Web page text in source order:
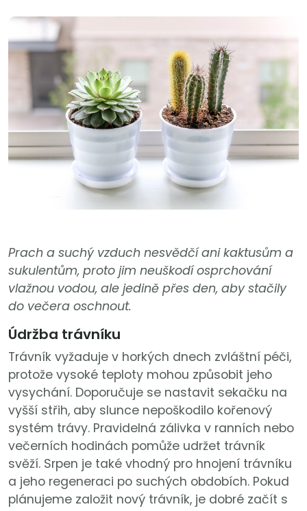
Prach a suchý vzduch nesvědčí ani kaktusům a
sukulentům, proto jim neuškodí osprchování
vlažnou vodou, ale jedině přes den, aby stačily
do večera oschnout.
Údržba trávníku
Trávník vyžaduje v horkých dnech zvláštní péči,
protože vysoké teploty mohou způsobit jeho
vysychání. Doporučuje se nastavit sekačku na
vyšší střih, aby slunce nepoškodilo kořenový
systém trávy. Pravidelná zálivka v ranních nebo
večerních hodinách pomůže udržet trávník
svěží. Srpen je také vhodný pro hnojení trávníku
a jeho regeneraci po suchých obdobích. Pokud
plánujeme založit nový trávník, je dobré začít s